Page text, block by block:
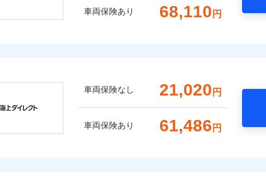
車両保険あり 68,110 円
車両保険なし 21,020 円
車両保険あり 61,486 円